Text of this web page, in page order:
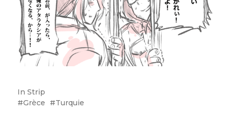
In Strip
Grèce
Turquie